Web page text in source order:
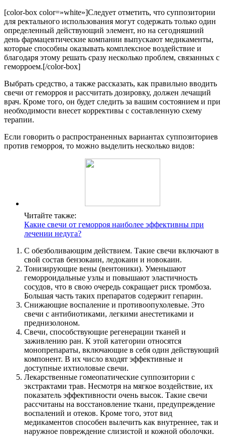
[color-box color=»white»]Следует отметить, что суппозитории
для ректального использования могут содержать только один
определенный действующий элемент, но на сегодняшний
день фармацевтические компании выпускают медикаменты,
которые способны оказывать комплексное воздействие и
благодаря этому решать сразу несколько проблем, связанных с
геморроем.[/color-box]
Выбрать средство, а также рассказать, как правильно вводить
свечи от геморроя и рассчитать дозировку, должен лечащий
врач. Кроме того, он будет следить за вашим состоянием и при
необходимости внесет коррективы с составленную схему
терапии.
Если говорить о распространенных вариантах суппозиториев
против геморроя, то можно выделить несколько видов:
Читайте также:
Какие свечи от геморроя наиболее эффективны при
лечении недуга?
С обезболивающим действием. Такие свечи включают в
свой состав бензокаин, ледокаин и новокаин.
Тонизирующие вены (вентоники). Уменьшают
геморроидальные узлы и повышают эластичность
сосудов, что в свою очередь сокращает риск тромбоза.
Большая часть таких препаратов содержит гепарин.
Снижающие воспаление и противоопухолевые. Это
свечи с антибиотиками, легкими анестетиками и
преднизолоном.
Свечи, способствующие регенерации тканей и
заживлению ран. К этой категории относятся
монопрепараты, включающие в себя один действующий
компонент. В их число входят эффективные и
доступные ихтиоловые свечи.
Лекарственные гомеопатические суппозитории с
экстрактами трав. Несмотря на мягкое воздействие, их
показатель эффективности очень высок. Такие свечи
рассчитаны на восстановление ткани, предупреждение
воспалений и отеков. Кроме того, этот вид
медикаментов способен вылечить как внутреннее, так и
наружное повреждение слизистой и кожной оболочки.